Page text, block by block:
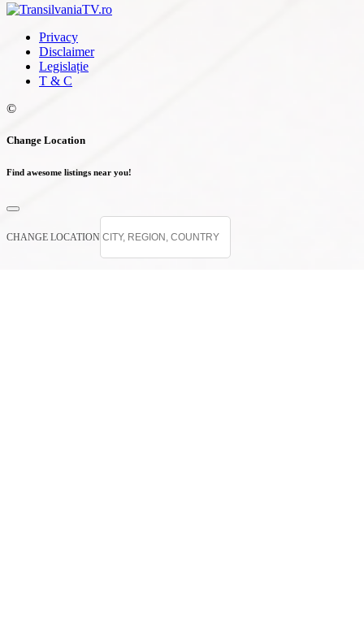
Privacy
Disclaimer
Legislație
T & C
©
Change Location
Find awesome listings near you!
CHANGE LOCATION